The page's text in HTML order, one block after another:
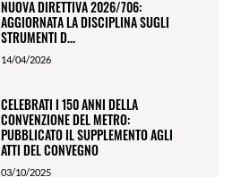
NUOVA DIRETTIVA 2026/706:
AGGIORNATA LA DISCIPLINA SUGLI
STRUMENTI D...
14/04/2026
CELEBRATI I 150 ANNI DELLA
CONVENZIONE DEL METRO:
PUBBLICATO IL SUPPLEMENTO AGLI
ATTI DEL CONVEGNO
03/10/2025